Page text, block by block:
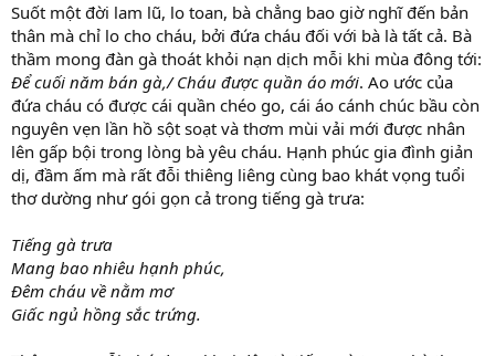
Suốt một đời lam lũ, lo toan, bà chẳng bao giờ nghĩ đến bản
thân mà chỉ lo cho cháu, bởi đứa cháu đối với bà là tất cả. Bà
thầm mong đàn gà thoát khỏi nạn dịch mỗi khi mùa đông tới:
Để cuối năm bán gà,/ Cháu được quần áo mới. Ao ước của
đứa cháu có được cái quần chéo go, cái áo cánh chúc bầu còn
nguyên vẹn lần hồ sột soạt và thơm mùi vải mới được nhân
lên gấp bội trong lòng bà yêu cháu. Hạnh phúc gia đình giản
dị, đầm ấm mà rất đỗi thiêng liêng cùng bao khát vọng tuổi
thơ dường như gói gọn cả trong tiếng gà trưa:
Tiếng gà trưa
Mang bao nhiêu hạnh phúc,
Đêm cháu về nằm mơ
Giấc ngủ hồng sắc trứng.